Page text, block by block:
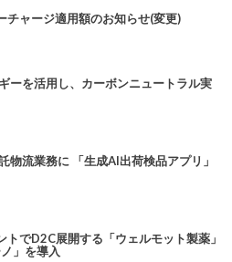
ャージ適用額のお知らせ(変更)
ーを活用し、カーボンニュートラル実
物流業務に 「生成AI出荷検品アプリ」
トでD2C展開する「ウェルモット製薬」
」を導入